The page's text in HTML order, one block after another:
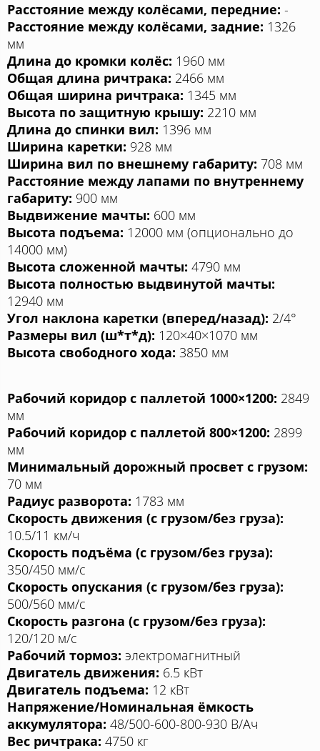
Расстояние между колёсами, передние: -
Расстояние между колёсами, задние: 1326
мм
Длина до кромки колёс: 1960 мм
Общая длина ричтрака: 2466 мм
Общая ширина ричтрака: 1345 мм
Высота по защитную крышу: 2210 мм
Длина до спинки вил: 1396 мм
Ширина каретки: 928 мм
Ширина вил по внешнему габариту: 708 мм
Расстояние между лапами по внутреннему
габариту: 900 мм
Выдвижение мачты: 600 мм
Высота подъема: 12000 мм (опционально до
14000 мм)
Высота сложенной мачты: 4790 мм
Высота полностью выдвинутой мачты:
12940 мм
Угол наклона каретки (вперед/назад): 2/4°
Размеры вил (ш*т*д): 120×40×1070 мм
Высота свободного хода: 3850 мм
Рабочий коридор с паллетой 1000×1200: 2849
мм
Рабочий коридор с паллетой 800×1200: 2899
мм
Минимальный дорожный просвет с грузом:
70 мм
Радиус разворота: 1783 мм
Скорость движения (с грузом/без груза):
10.5/11 км/ч
Скорость подъёма (с грузом/без груза):
350/450 мм/с
Скорость опускания (с грузом/без груза):
500/560 мм/с
Скорость разгона (с грузом/без груза):
120/120 м/с
Рабочий тормоз: электромагнитный
Двигатель движения: 6.5 кВт
Двигатель подъема: 12 кВт
Напряжение/Номинальная ёмкость
аккумулятора: 48/500-600-800-930 В/Ач
Вес ричтрака: 4750 кг